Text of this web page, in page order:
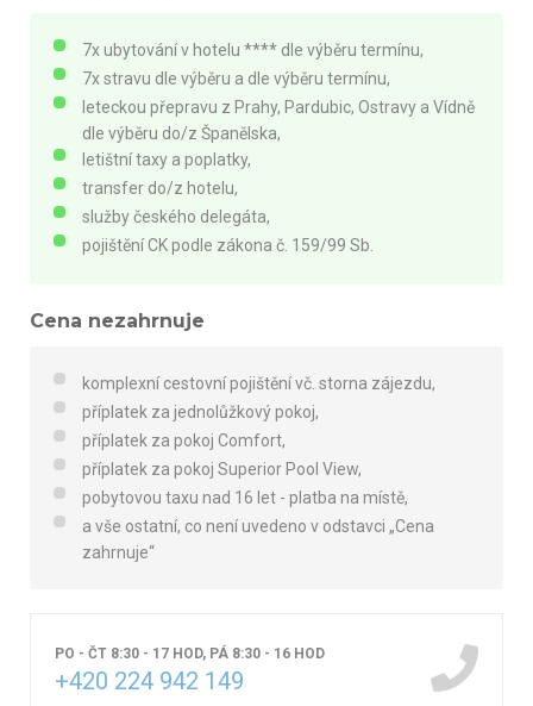
7x ubytování v hotelu **** dle výběru termínu,
7x stravu dle výběru a dle výběru termínu,
leteckou přepravu z Prahy, Pardubic, Ostravy a Vídně
dle výběru do/z Španělska,
letištní taxy a poplatky,
transfer do/z hotelu,
služby českého delegáta,
pojištění CK podle zákona č. 159/99 Sb.
Cena nezahrnuje
komplexní cestovní pojištění vč. storna zájezdu,
příplatek za jednolůžkový pokoj,
příplatek za pokoj Comfort,
příplatek za pokoj Superior Pool View,
pobytovou taxu nad 16 let - platba na místě,
a vše ostatní, co není uvedeno v odstavci „Cena
zahrnuje“
PO - ČT 8:30 - 17 HOD, PÁ 8:30 - 16 HOD
+420 224 942 149